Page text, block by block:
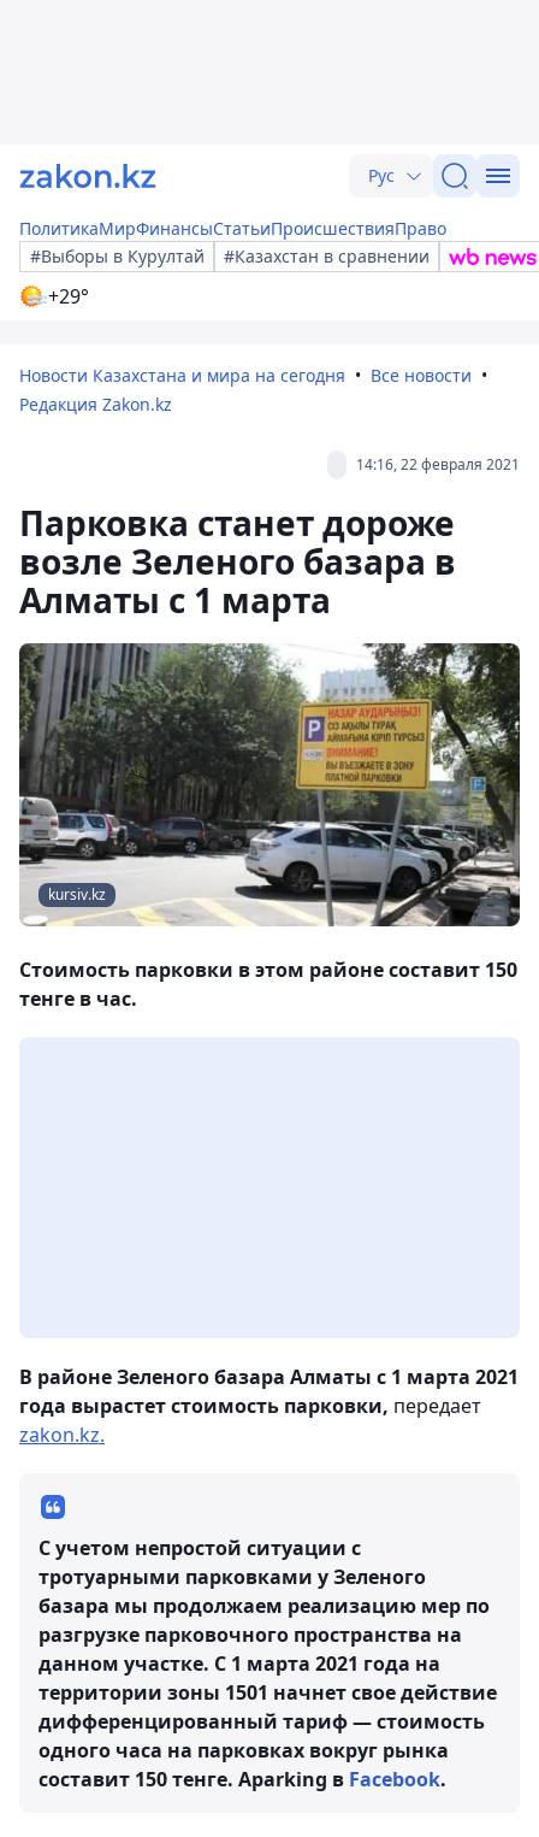
Рус
ПолитикаМирФинансыСтатьиПроисшествияПраво
#Выборы в Курултай
#Казахстан в сравнении
+29°
Новости Казахстана и мира на сегодня
Все новости
Редакция Zakon.kz
14:16, 22 февраля 2021
Парковка станет дороже
возле Зеленого базара в
Алматы с 1 марта
kursiv.kz
Стоимость парковки в этом районе составит 150
тенге в час.
В районе Зеленого базара Алматы с 1 марта 2021
года вырастет стоимость парковки, передает
zakon.kz.
С учетом непростой ситуации с
тротуарными парковками у Зеленого
базара мы продолжаем реализацию мер по
разгрузке парковочного пространства на
данном участке. С 1 марта 2021 года на
территории зоны 1501 начнет свое действие
дифференцированный тариф — стоимость
одного часа на парковках вокруг рынка
составит 150 тенге. Aparking в Facebook.